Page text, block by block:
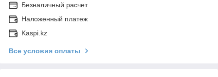
Безналичный расчет
Наложенный платеж
Kaspi.kz
Все условия оплаты